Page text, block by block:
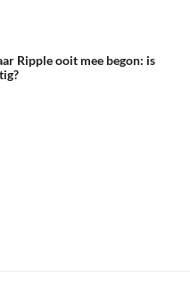
Ripple ooit mee begon: is